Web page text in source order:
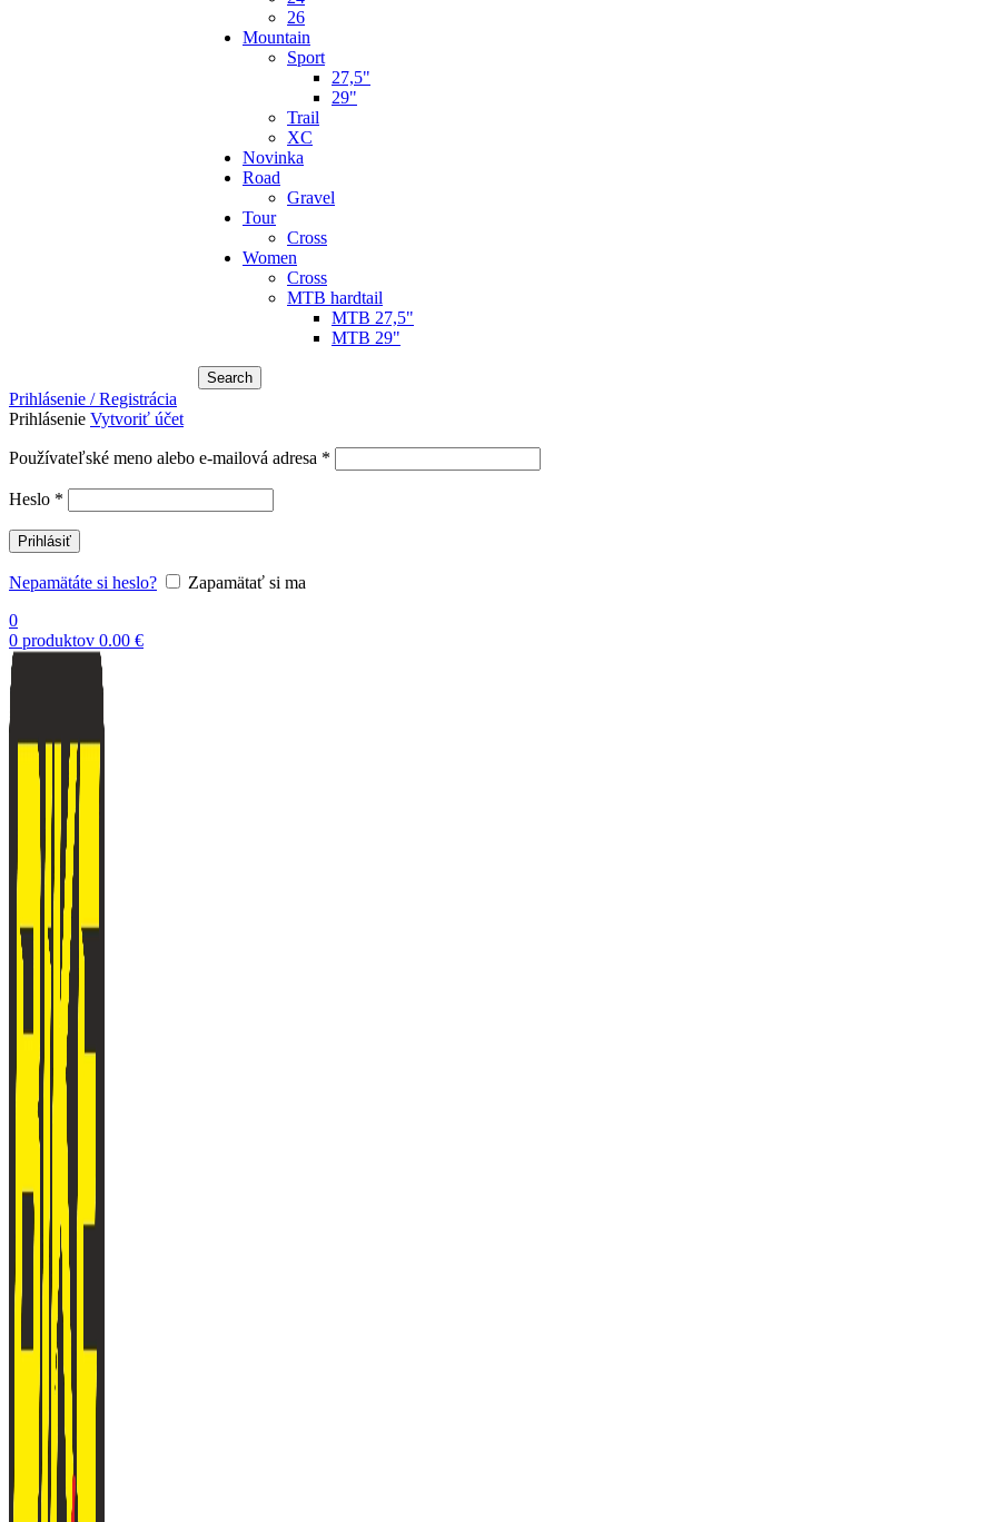
26
Mountain
Sport
27,5"
29"
Trail
XC
Novinka
Road
Gravel
Tour
Cross
Women
Cross
MTB hardtail
MTB 27,5"
MTB 29"
Search
Prihlásenie / Registrácia
Prihlásenie Vytvoriť účet
Používateľské meno alebo e-mailová adresa *
Heslo *
Prihlásiť
Nepamätáte si heslo?
Zapamätať si ma
0
0 produktov 0.00 €